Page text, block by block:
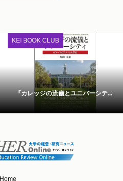
KEI BOOK CLUB
『カレッジの流儀とユニバーシテ...
Home